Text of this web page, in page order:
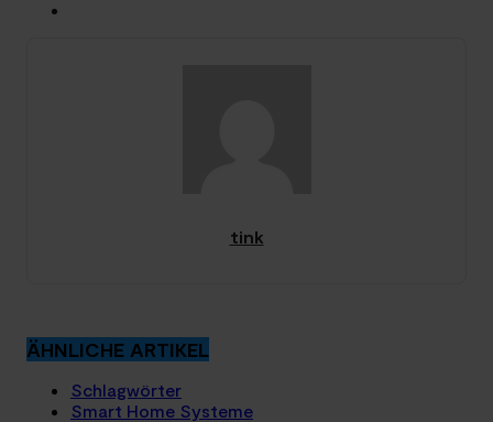
tink
ÄHNLICHE ARTIKEL
Schlagwörter
Smart Home Systeme